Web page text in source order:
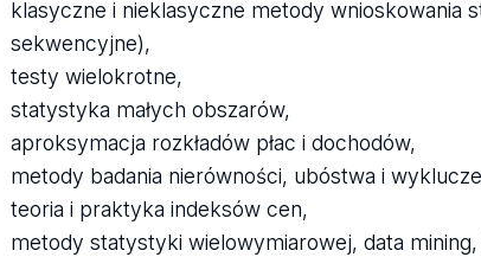
klasyczne i nieklasyczne metody
sekwencyjne),
testy wielokrotne,
statystyka małych obszarów,
aproksymacja rozkładów płac i dochodów,
metody badania nierówności, ubóstwa i
teoria i praktyka indeksów cen,
metody statystyki wielowymiarowej, data